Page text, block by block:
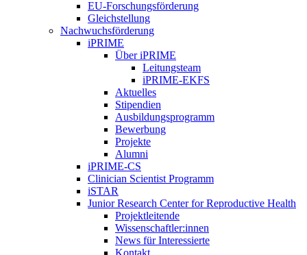
EU-Forschungsförderung
Gleichstellung
Nachwuchsförderung
iPRIME
Über iPRIME
Leitungsteam
iPRIME-EKFS
Aktuelles
Stipendien
Ausbildungsprogramm
Bewerbung
Projekte
Alumni
iPRIME-CS
Clinician Scientist Programm
iSTAR
Junior Research Center for Reproductive Health
Projektleitende
Wissenschaftler:innen
News für Interessierte
Kontakt